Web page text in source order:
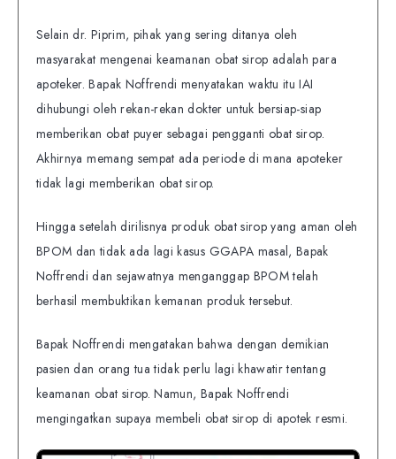
Selain dr. Piprim, pihak yang sering ditanya oleh
masyarakat mengenai keamanan obat sirop adalah para
apoteker. Bapak Noffrendi menyatakan waktu itu IAI
dihubungi oleh rekan-rekan dokter untuk bersiap-siap
memberikan obat puyer sebagai pengganti obat sirop.
Akhirnya memang sempat ada periode di mana apoteker
tidak lagi memberikan obat sirop.
Hingga setelah dirilisnya produk obat sirop yang aman oleh
BPOM dan tidak ada lagi kasus GGAPA masal, Bapak
Noffrendi dan sejawatnya menganggap BPOM telah
berhasil membuktikan kemanan produk tersebut.
Bapak Noffrendi mengatakan bahwa dengan demikian
pasien dan orang tua tidak perlu lagi khawatir tentang
keamanan obat sirop. Namun, Bapak Noffrendi
mengingatkan supaya membeli obat sirop di apotek resmi.